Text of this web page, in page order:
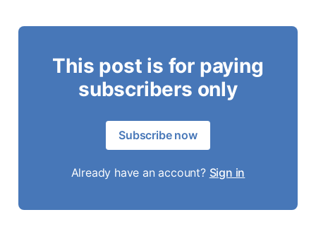
This post is for paying
subscribers only
Subscribe now
Already have an account? Sign in